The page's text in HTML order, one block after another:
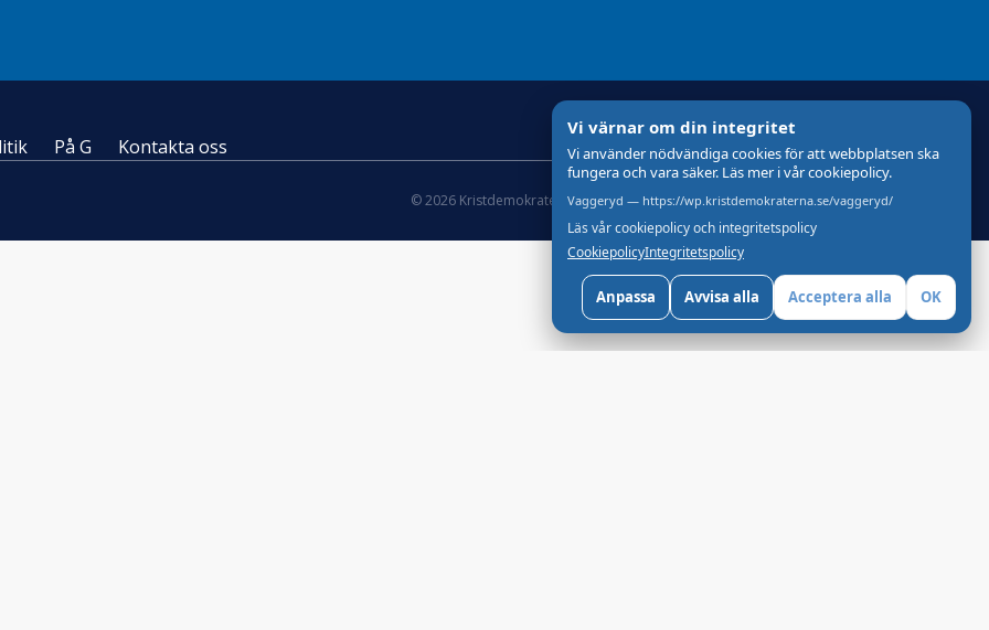
På G Kontakta oss
© 2026 Kristdemokraterna Om Cookies Skapad med av wasabiweb
Vi värnar om din integritet
Vi använder nödvändiga cookies för att webbplatsen ska
fungera och vara säker. Läs mer i vår cookiepolicy.
Vaggeryd — https://wp.kristdemokraterna.se/vaggeryd/
Läs vår cookiepolicy och integritetspolicy
CookiepolicyIntegritetspolicy
Anpassa Avvisa alla Acceptera alla OK